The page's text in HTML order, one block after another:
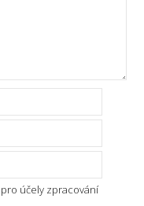
účely zpracování